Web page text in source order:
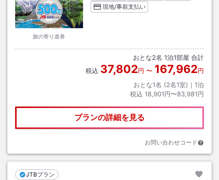
旅の寄り道券
現地/事前支払い
おとな2名 1泊1部屋 合計
税込 37,802円 〜 167,962円
おとな1名 (2名1室)｜ 1泊
税込 18,901円〜83,981円
プランの詳細を見る
お問い合わせコード
JTBプラン